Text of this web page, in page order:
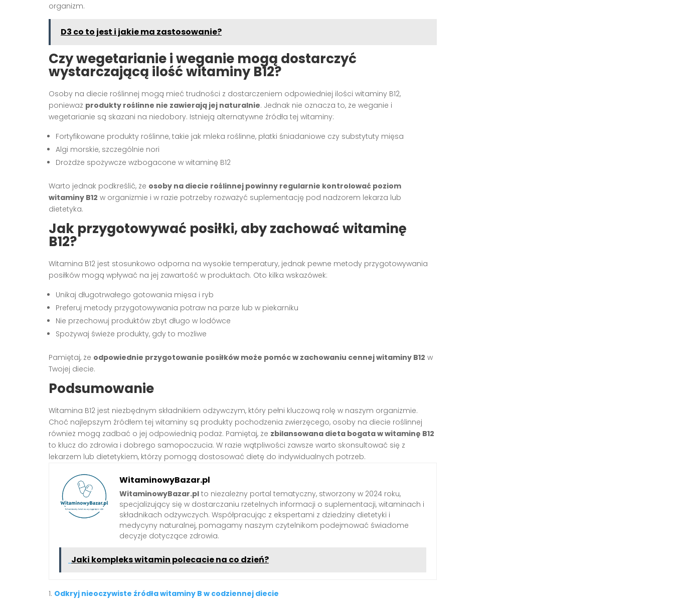
organizm.
D3 co to jest i jakie ma zastosowanie?
Czy wegetarianie i weganie mogą dostarczyć
wystarczającą ilość witaminy B12?
Osoby na diecie roślinnej mogą mieć trudności z dostarczeniem odpowiedniej ilości witaminy B12,
ponieważ produkty roślinne nie zawierają jej naturalnie. Jednak nie oznacza to, że weganie i
wegetarianie są skazani na niedobory. Istnieją alternatywne źródła tej witaminy:
Fortyfikowane produkty roślinne, takie jak mleka roślinne, płatki śniadaniowe czy substytuty mięsa
Algi morskie, szczególnie nori
Drożdże spożywcze wzbogacone w witaminę B12
Warto jednak podkreślić, że osoby na diecie roślinnej powinny regularnie kontrolować poziom
witaminy B12 w organizmie i w razie potrzeby rozważyć suplementację pod nadzorem lekarza lub
dietetyka.
Jak przygotowywać posiłki, aby zachować witaminę
B12?
Witamina B12 jest stosunkowo odporna na wysokie temperatury, jednak pewne metody przygotowywania
posiłków mogą wpływać na jej zawartość w produktach. Oto kilka wskazówek:
Unikaj długotrwałego gotowania mięsa i ryb
Preferuj metody przygotowywania potraw na parze lub w piekarniku
Nie przechowuj produktów zbyt długo w lodówce
Spożywaj świeże produkty, gdy to możliwe
Pamiętaj, że odpowiednie przygotowanie posiłków może pomóc w zachowaniu cennej witaminy B12 w
Twojej diecie.
Podsumowanie
Witamina B12 jest niezbędnym składnikiem odżywczym, który pełni kluczową rolę w naszym organizmie.
Choć najlepszym źródłem tej witaminy są produkty pochodzenia zwierzęcego, osoby na diecie roślinnej
również mogą zadbać o jej odpowiednią podaż. Pamiętaj, że zbilansowana dieta bogata w witaminę B12
to klucz do zdrowia i dobrego samopoczucia. W razie wątpliwości zawsze warto skonsultować się z
lekarzem lub dietetykiem, którzy pomogą dostosować dietę do indywidualnych potrzeb.
WitaminowyBazar.pl
WitaminowyBazar.pl to niezależny portal tematyczny, stworzony w 2024 roku,
specjalizujący się w dostarczaniu rzetelnych informacji o suplementacji, witaminach i
składnikach odżywczych. Współpracując z ekspertami z dziedziny dietetyki i
medycyny naturalnej, pomagamy naszym czytelnikom podejmować świadome
decyzje dotyczące zdrowia.
Jaki kompleks witamin polecacie na co dzień?
Odkryj nieoczywiste źródła witaminy B w codziennej diecie